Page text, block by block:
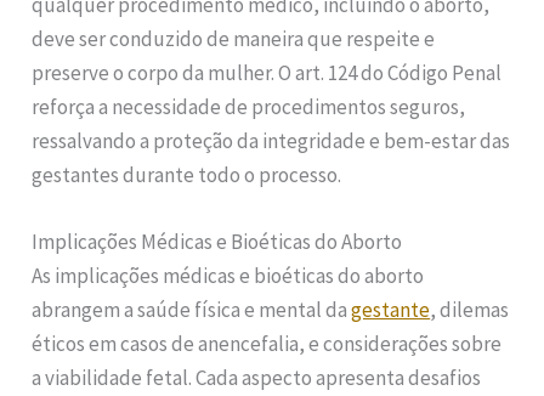
deve ser conduzido de maneira que respeite e
preserve o corpo da mulher. O art. 124 do Código Penal
reforça a necessidade de procedimentos seguros,
ressalvando a proteção da integridade e bem-estar das
gestantes durante todo o processo.
Implicações Médicas e Bioéticas do Aborto
As implicações médicas e bioéticas do aborto
abrangem a saúde física e mental dagestante, dilemas
éticos em casos de anencefalia, e considerações sobre
a viabilidade fetal. Cada aspecto apresenta desafios